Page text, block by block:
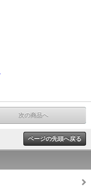
次の商品へ
ページの先頭へ戻る